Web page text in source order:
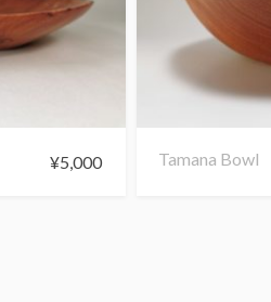
¥5,000 Tamana Bowl